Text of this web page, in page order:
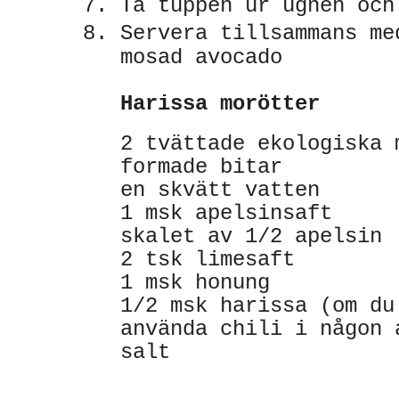
Ta tuppen ur ugnen
Servera tillsammans
mosad avocado
Harissa morötter
2 tvättade ekologiska
formade bitar
en skvätt vatten
1 msk apelsinsaft
skalet av 1/2 apelsin
2 tsk limesaft
1 msk honung
1/2 msk harissa (om
använda chili i någon
salt